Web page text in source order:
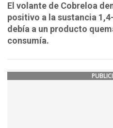
El volante de Cobreloa
positivo a la sustancia
debía a un producto
consumía.